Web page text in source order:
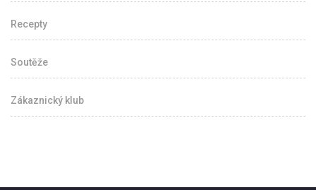
Recepty
Soutěže
Zákaznický klub